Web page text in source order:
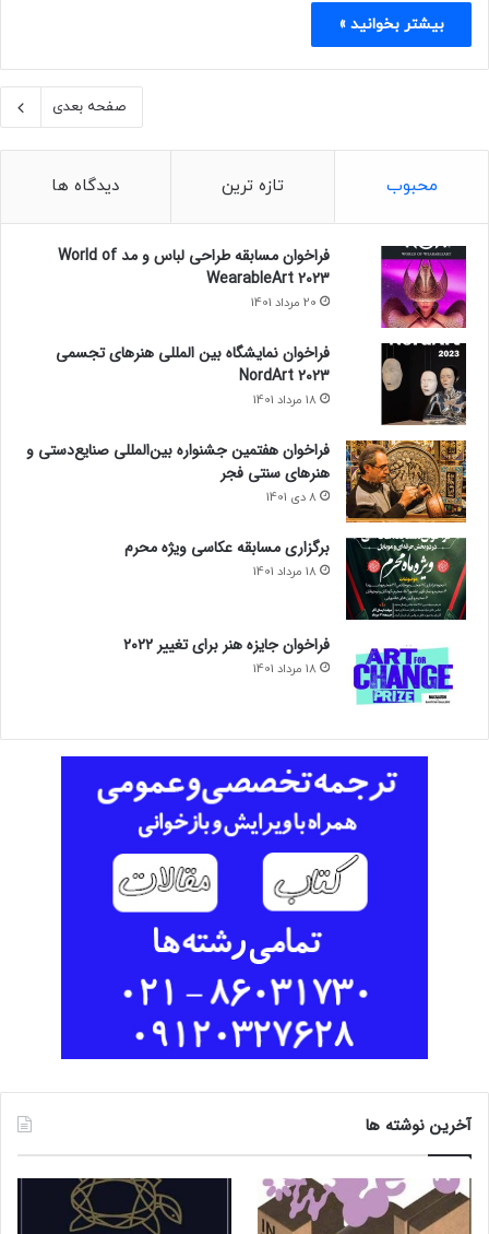
بیشتر بخوانید »
صفحه بعدی
محبوب تازه ترین دیدگاه ها
فراخوان مسابقه طراحی لباس و مد World of
WearableArt 2023
20 مرداد 1401
فراخوان نمایشگاه بین المللی هنرهای تجسمی
NordArt 2023
18 مرداد 1401
فراخوان هفتمین جشنواره بین‌المللی صنایع‌دستی و
هنرهای سنتی فجر
8 دی 1401
برگزاری مسابقه عکاسی ویژه محرم
18 مرداد 1401
فراخوان جایزه هنر برای تغییر ۲۰۲۲
18 مرداد 1401
آخرین نوشته ها